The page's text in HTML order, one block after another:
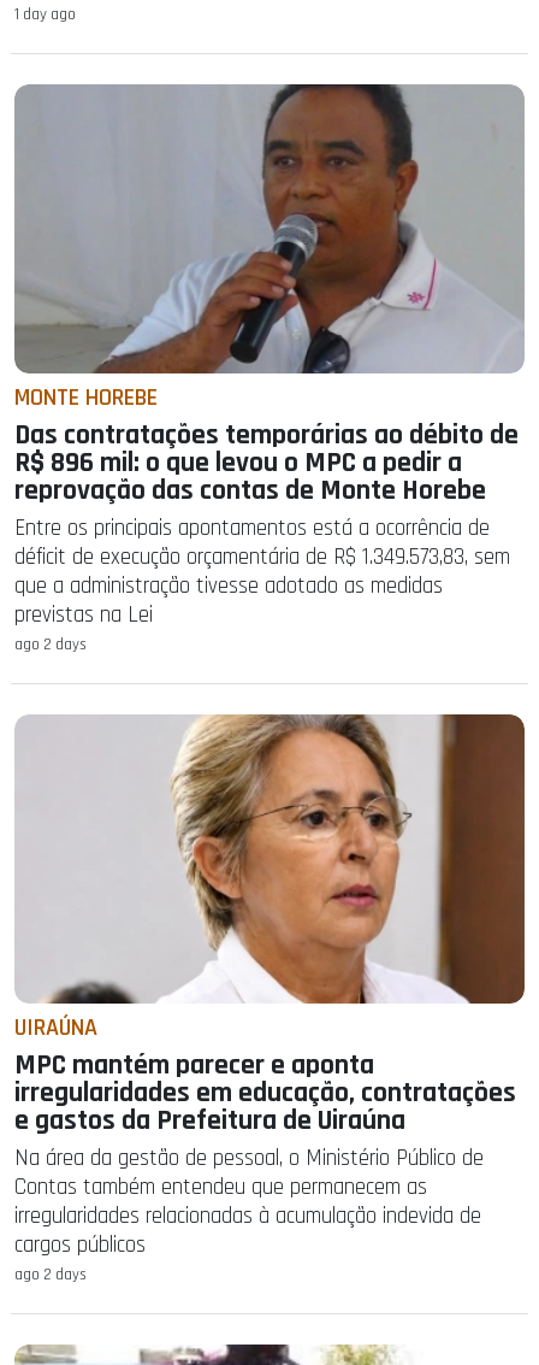
1 day ago
MONTE HOREBE
Das contratações temporárias ao débito de
R$ 896 mil: o que levou o MPC a pedir a
reprovação das contas de Monte Horebe
Entre os principais apontamentos está a ocorrência de
déficit de execução orçamentária de R$ 1.349.573,83, sem
que a administração tivesse adotado as medidas
previstas na Lei
ago 2 days
UIRAÚNA
MPC mantém parecer e aponta
irregularidades em educação, contratações
e gastos da Prefeitura de Uiraúna
Na área da gestão de pessoal, o Ministério Público de
Contas também entendeu que permanecem as
irregularidades relacionadas à acumulação indevida de
cargos públicos
ago 2 days